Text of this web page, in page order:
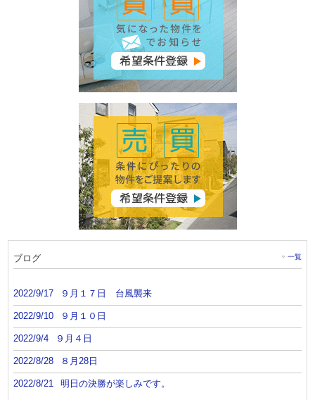
ブログ 一覧
2022/9/17 ９月１７日 台風襲来
2022/9/10 ９月１０日
2022/9/4 ９月４日
2022/8/28 ８月28日
2022/8/21 明日の決勝が楽しみです。